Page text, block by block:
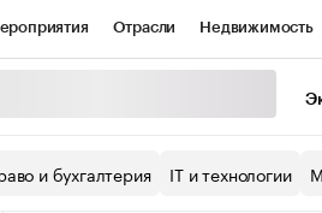
Отрасли Недвижимость
Спецпроекты
и бухгалтерия IT и технологии